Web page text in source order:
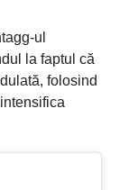
ul
la faptul că
folosind